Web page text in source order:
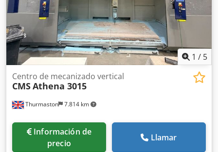
1 / 5
Thurmaston 7.814 km
Centro de mecanizado vertical
CMSAthena 3015
Información de
precio
Llamar